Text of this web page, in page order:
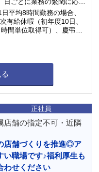
す。
均8時間勤務の場合、
有給休暇（初年度10日、
間単位取得可）、慶弔休
護休暇 他
正社員
舗の指定不可・近隣
店舗づくりを推進◎ア
い職場です♪福利厚生も
わせください